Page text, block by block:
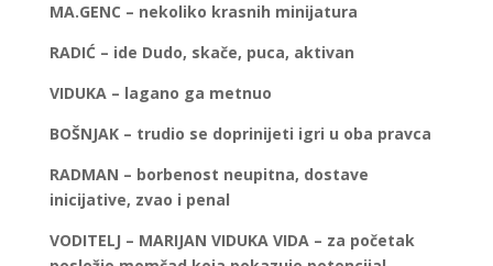
MA.GENC – nekoliko krasnih minijatura
RADIĆ – ide Dudo, skače, puca, aktivan
VIDUKA – lagano ga metnuo
BOŠNJAK – trudio se doprinijeti igri u oba pravca
RADMAN – borbenost neupitna, dostave
inicijative, zvao i penal
VODITELJ – MARIJAN VIDUKA VIDA – za početak